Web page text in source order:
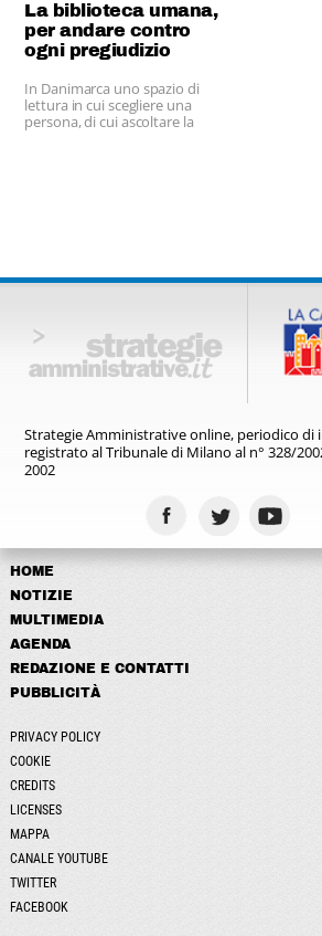
La biblioteca umana,
per andare contro
ogni pregiudizio
In Danimarca uno spazio di
lettura in cui scegliere una
persona, di cui ascoltare la
Strategie Amministrative online, periodico di
registratoal Tribunale di Milano al n° 328/
2002
HOME
NOTIZIE
MULTIMEDIA
AGENDA
REDAZIONE E CONTATTI
PUBBLICITÀ
PRIVACY POLICY
COOKIE
CREDITS
LICENSES
MAPPA
CANALE YOUTUBE
TWITTER
FACEBOOK